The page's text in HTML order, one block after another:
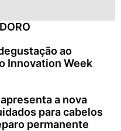
ao
Innovation Week
a nova
para cabelos
permanente